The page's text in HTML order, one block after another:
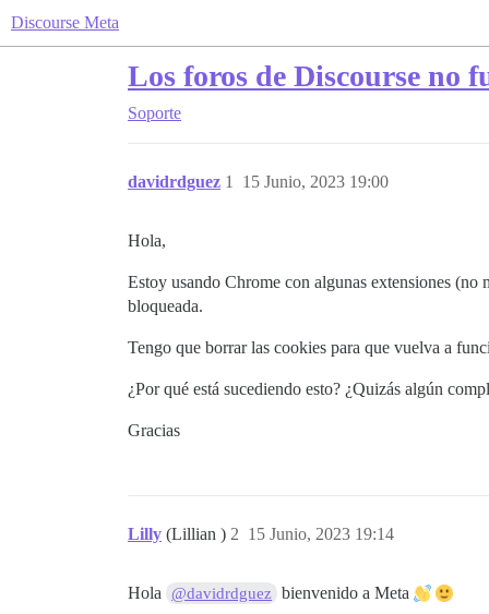
Discourse Meta
Los foros de Discourse no
Soporte
davidrdguez 15 Junio, 2023 19:00
1
Hola,
Estoy usando Chrome con algunas extensiones
bloqueada.
Tengo que borrar las cookies para que vuelva a
¿Por qué está sucediendo esto? ¿Quizás algún
Gracias
Lilly (Lillian ) 15 Junio, 2023 19:14
2
Hola @davidrdguez bienvenido a Meta